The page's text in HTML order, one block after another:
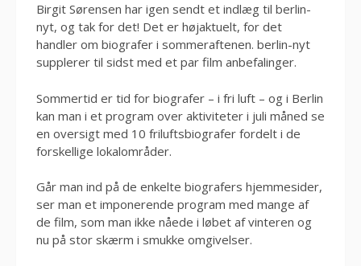
Birgit Sørensen har igen sendt et indlæg til berlin-
nyt, og tak for det! Det er højaktuelt, for det
handler om biografer i sommeraftenen. berlin-nyt
supplerer til sidst med et par film anbefalinger.
Sommertid er tid for biografer – i fri luft – og i Berlin
kan man i et program over aktiviteter i juli måned se
en oversigt med 10 friluftsbiografer fordelt i de
forskellige lokalområder.
Går man ind på de enkelte biografers hjemmesider,
ser man et imponerende program med mange af
de film, som man ikke nåede i løbet af vinteren og
nu på stor skærm i smukke omgivelser.